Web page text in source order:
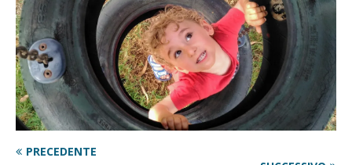
PRECEDENTE